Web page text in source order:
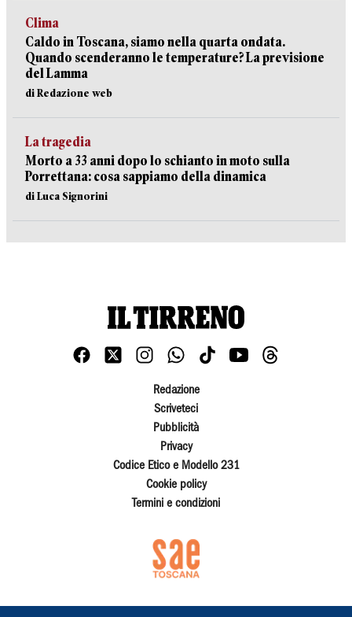
Clima
Caldo in Toscana, siamo nella quarta ondata.
Quando scenderanno le temperature? La previsione
del Lamma
di Redazione web
La tragedia
Morto a 33 anni dopo lo schianto in moto sulla
Porrettana: cosa sappiamo della dinamica
di Luca Signorini
Redazione
Scriveteci
Pubblicità
Privacy
Codice Etico e Modello 231
Cookie policy
Termini e condizioni